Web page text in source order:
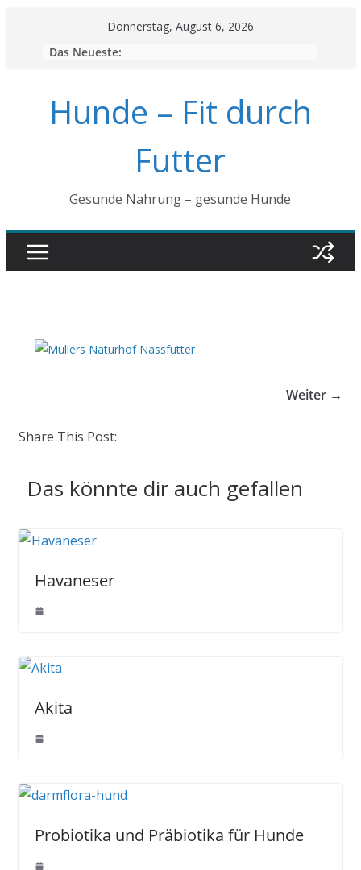
Donnerstag, August 6, 2026
Das Neueste:
Hunde – Fit durch
Futter
Gesunde Nahrung – gesunde Hunde
Weiter →
Share This Post:
Das könnte dir auch gefallen
Havaneser
Akita
Probiotika und Präbiotika für Hunde